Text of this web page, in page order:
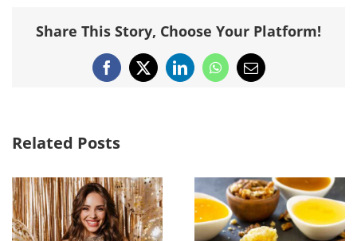
Share This Story, Choose Your Platform!
Facebook
X LinkedInWhatsApp
Email
Related Posts